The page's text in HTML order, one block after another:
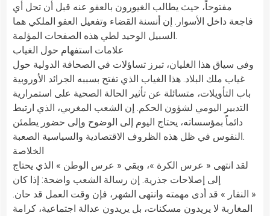
مفتوحاً، حيث يطالب الغيورون بالعفو عنه قبل أن تحل أي
فاجعة داخل الأسوار. إن أنسنة القضاء وتفعيل العفو الملكي هما
السبيل الوحيد لطي هذه الصفحات المؤلمة.
علامات استفهام حول الغياب
وفي سياق هذا الغليان، تبرز تساؤلات في الصحافة الدولية حول
غياب ملك البلاد. هذا الغياب الذي تفتح بسببه الجرائد الأوروبية
باب التأويلات، متسائلة عن تأثير الحالة الصحية على استمرارية
التدبير اليومي لشؤون الحكم. إن الشعب المغربي، الذي ارتبط
دائماً بمؤسساته، يحتاج اليوم إلى الوضوح وإلى حضور يطمئن
النفوس في ظل هذه الظروف الاقتصادية والسياسية الصعبة.
الخلاصة
لقد انتهى « عرس الكرة »، وبقي « عرس الوطن » الذي يحتاج
إلى إصلاحات جذرية. إن رسالة الشعب واضحة: إذا كان
« النفار » قد أدى مهمته وانتهى الشهر، فإن وقت العمل قد حان.
المغاربة لا يريدون مسكنات، بل يريدون عدالة اجتماعية، كرامة